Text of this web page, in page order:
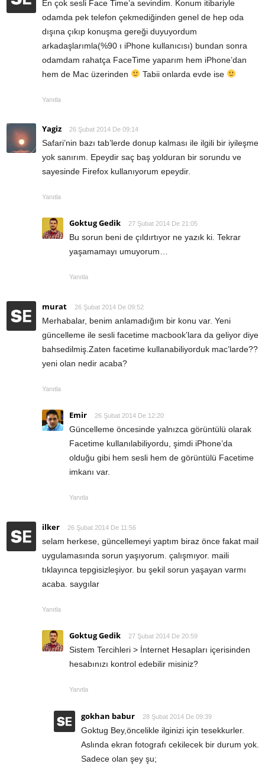
En çok sesli Face Time’a sevindim. Konum itibariyle
odamda pek telefon çekmediğinden genel de hep oda
dışına çıkıp konuşma gereği duyuyordum
arkadaşlarımla(%90 ı iPhone kullanıcısı) bundan sonra
odamdam rahatça FaceTime yaparım hem iPhone’dan
hem de Mac üzerinden
Tabii onlarda evde ise
Yanıtla
Yagiz 26 Şubat 2014 De 09:14
Safari’nin bazı tab’lerde donup kalması ile ilgili bir iyileşme
yok sanırım. Epeydir saç baş yolduran bir sorundu ve
sayesinde Firefox kullanıyorum epeydir.
Yanıtla
Goktug Gedik 27 Şubat 2014 De 21:05
Bu sorun beni de çıldırtıyor ne yazık ki. Tekrar
yaşamamayı umuyorum…
Yanıtla
murat 26 Şubat 2014 De 09:52
Merhabalar, benim anlamadığım bir konu var. Yeni
güncelleme ile sesli facetime macbook’lara da geliyor diye
bahsedilmiş.Zaten facetime kullanabiliyorduk mac’larde??
yeni olan nedir acaba?
Yanıtla
Emir 26 Şubat 2014 De 12:20
Güncelleme öncesinde yalnızca görüntülü olarak
Facetime kullanılabiliyordu, şimdi iPhone’da
olduğu gibi hem sesli hem de görüntülü Facetime
imkanı var.
Yanıtla
ilker 26 Şubat 2014 De 11:56
selam herkese, güncellemeyi yaptım biraz önce fakat mail
uygulamasında sorun yaşıyorum. çalışmıyor. maili
tıklayınca tepgisizleşiyor. bu şekil sorun yaşayan varmı
acaba. saygılar
Yanıtla
Goktug Gedik 27 Şubat 2014 De 20:59
Sistem Tercihleri > İnternet Hesapları içerisinden
hesabınızı kontrol edebilir misiniz?
Yanıtla
gokhan babur 28 Şubat 2014 De 09:39
Goktug Bey,öncelikle ilginizi için tesekkurler.
Aslında ekran fotografı cekilecek bir durum yok.
Sadece olan şey şu;